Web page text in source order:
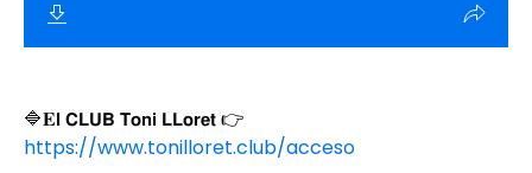
🔷𝐄𝗹 𝗖𝗟𝗨𝗕 𝗧𝗼𝗻𝗶 𝗟𝗟𝗼𝗿𝗲𝘁 👉
https://www.tonilloret.club/acceso